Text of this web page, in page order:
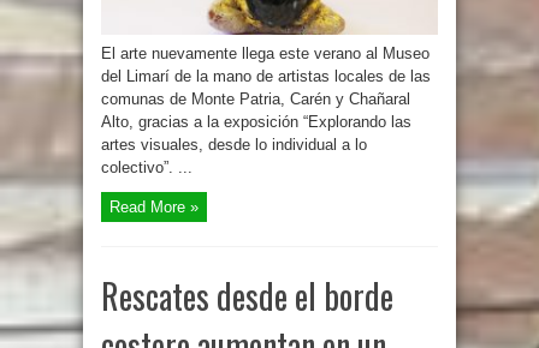
El arte nuevamente llega este verano al Museo
del Limarí de la mano de artistas locales de las
comunas de Monte Patria, Carén y Chañaral
Alto, gracias a la exposición “Explorando las
artes visuales, desde lo individual a lo
colectivo”. ...
Read More »
Rescates desde el borde